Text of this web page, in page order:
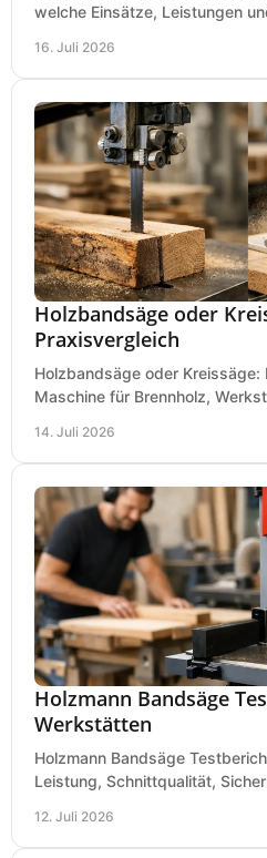
welche Einsätze, Leistungen
16. Juli 2026
Holzbandsäge oder
Praxisvergleich
Holzbandsäge oder Kreissäge:
Maschine für Brennholz,
14. Juli 2026
Holzmann Bandsäge
Werkstätten
Holzmann Bandsäge
Leistung, Schnittqualität,
12. Juli 2026